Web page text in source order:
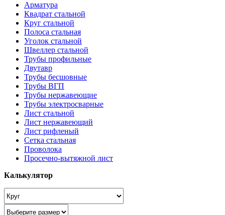
Арматура
Квадрат стальной
Круг стальной
Полоса стальная
Уголок стальной
Швеллер стальной
Трубы профильные
Двутавр
Трубы бесшовные
Трубы ВГП
Трубы нержавеющие
Трубы электросварные
Лист стальной
Лист нержавеющий
Лист рифленый
Сетка стальная
Проволока
Просечно-вытяжной лист
Калькулятор